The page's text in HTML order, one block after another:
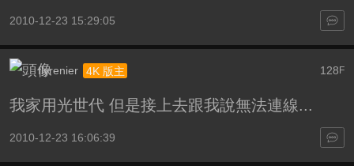
2010-12-23 15:29:05
128 F
flyrenier 4K 版主
我家用光世代 但是接上去跟我說無法連線...
2010-12-23 16:06:39